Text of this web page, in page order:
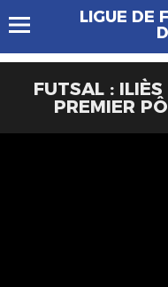
LIGUE DE
FUTSAL :
PREMIER